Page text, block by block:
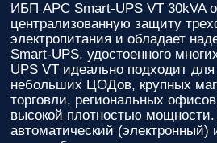
ИБП APC Smart-UPS VT 30kVA
централизованную защиту
электропитания и обладает
Smart-UPS, удостоенного
UPS VT идеально подходит для
небольших ЦОДов, крупных
торговли, региональных
высокой плотностью
автоматический